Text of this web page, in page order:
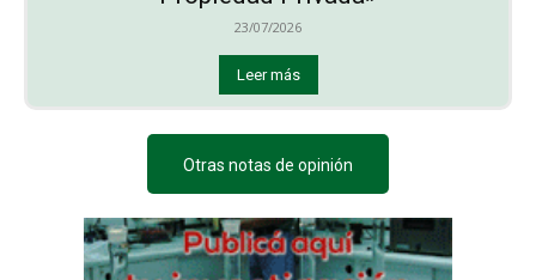
23/07/2026
Leer más
Otras notas de opinión